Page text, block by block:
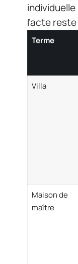
l’acte
Terme
Villa
Maison de
maître